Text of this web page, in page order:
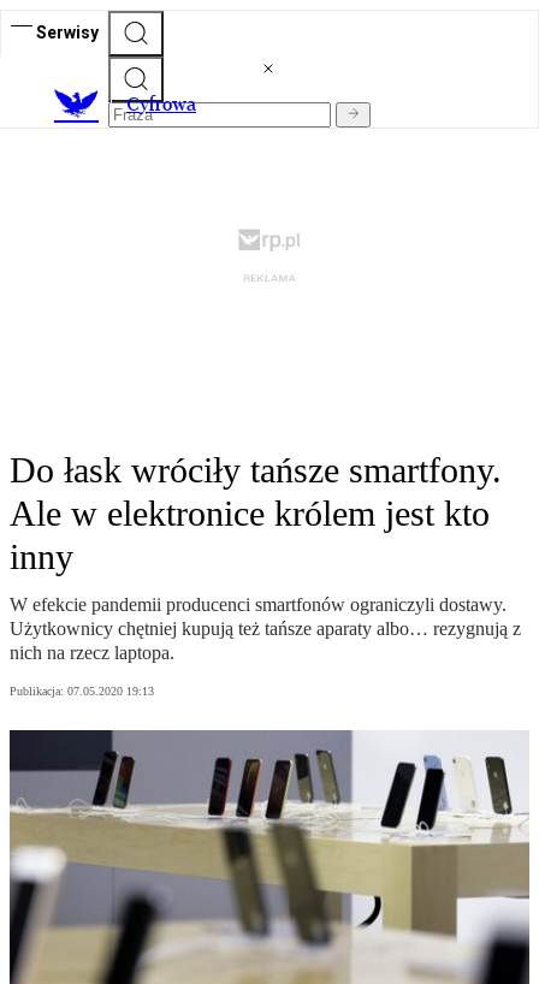
Serwisy
Cyfrowa
Do łask wróciły tańsze smartfony.
Ale w elektronice królem jest kto
inny
W efekcie pandemii producenci smartfonów ograniczyli dostawy.
Użytkownicy chętniej kupują też tańsze aparaty albo… rezygnują z
nich na rzecz laptopa.
Publikacja: 07.05.2020 19:13